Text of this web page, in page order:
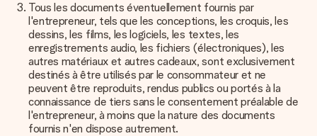
Tous les documents éventuellement fournis par
l'entrepreneur, tels que les conceptions, les croquis, les
dessins, les films, les logiciels, les textes, les
enregistrements audio, les fichiers (électroniques), les
autres matériaux et autres cadeaux, sont exclusivement
destinés à être utilisés par le consommateur et ne
peuvent être reproduits, rendus publics ou portés à la
connaissance de tiers sans le consentement préalable de
l'entrepreneur, à moins que la nature des documents
fournis n'en dispose autrement.